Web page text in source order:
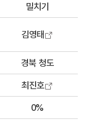
밀치기
김영태
경북 청도
최진호
0%